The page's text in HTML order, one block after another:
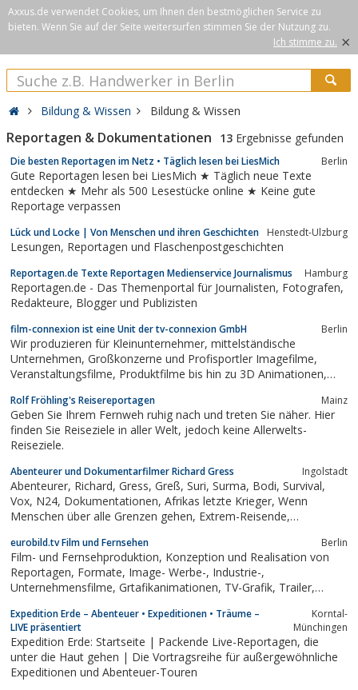
Axxus.de verwendet Cookies, um Ihnen den bestmöglichen Service zu
bieten. Wenn Sie auf der Seite weitersurfen stimmen Sie der Nutzung zu.
Ich stimme zu. ×
Bildung & Wissen Bildung & Wissen
Reportagen & Dokumentationen 13 Ergebnisse gefunden
Die besten Reportagen im Netz • Täglich lesen bei LiesMich Berlin
Gute Reportagen lesen bei LiesMich ★ Täglich neue Texte
entdecken ★ Mehr als 500 Lesestücke online ★ Keine gute
Reportage verpassen
Lück und Locke | Von Menschen und ihren Geschichten Henstedt-Ulzburg
Lesungen, Reportagen und Flaschenpostgeschichten
Reportagen.de Texte Reportagen Medienservice Journalismus Hamburg
Reportagen.de - Das Themenportal für Journalisten, Fotografen,
Redakteure, Blogger und Publizisten
film-connexion ist eine Unit der tv-connexion GmbH Berlin
Wir produzieren für Kleinunternehmer, mittelständische
Unternehmen, Großkonzerne und Profisportler Imagefilme,
Veranstaltungsfilme, Produktfilme bis hin zu 3D Animationen,
alles aus einer Hand, vom Drehbuch, über die Produktion, bis hin
zum Marketing. Seit vielen...
Rolf Fröhling's Reisereportagen Mainz
Geben Sie Ihrem Fernweh ruhig nach und treten Sie näher. Hier
finden Sie Reiseziele in aller Welt, jedoch keine Allerwelts-
Reiseziele.
Abenteurer und Dokumentarfilmer Richard Gress Ingolstadt
Abenteurer, Richard, Gress, Greß, Suri, Surma, Bodi, Survival,
Vox, N24, Dokumentationen, Afrikas letzte Krieger, Wenn
Menschen über alle Grenzen gehen, Extrem-Reisende,
Startseite, Ratten, Frösche, Ratte, Frosch, Rinderblut, Richard
Gress,...
eurobild.tv Film und Fernsehen Berlin
Film- und Fernsehproduktion, Konzeption und Realisation von
Reportagen, Formate, Image- Werbe-, Industrie-,
Unternehmensfilme, Grtafikanimationen, TV-Grafik, Trailer,
Expedition Erde – Abenteuer • Expeditionen • Träume –
LIVE präsentiert
Korntal-
Münchingen
Expedition Erde: Startseite | Packende Live-Reportagen, die
unter die Haut gehen | Die Vortragsreihe für außergewöhnliche
Expeditionen und Abenteuer-Touren